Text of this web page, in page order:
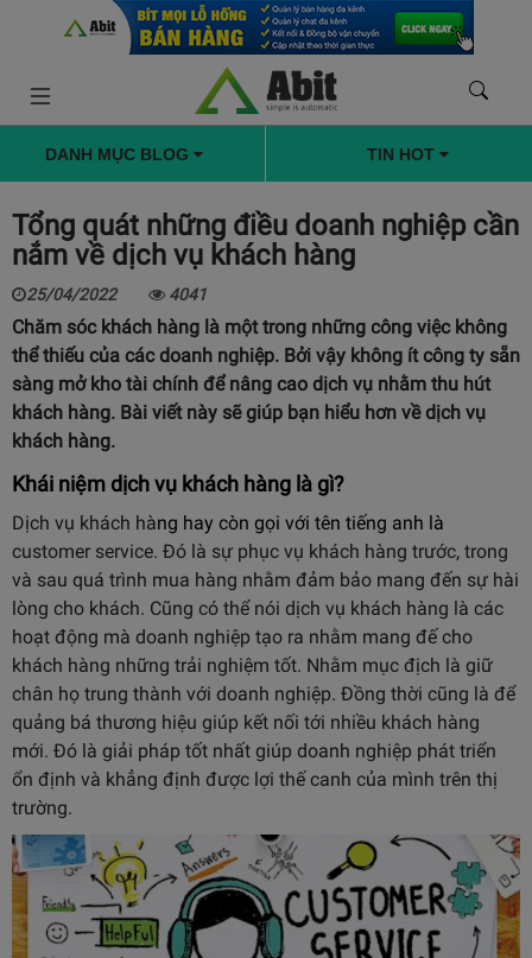
DANH MỤC BLOG TIN HOT
Tổng quát những điều doanh nghiệp cần
nắm về dịch vụ khách hàng
25/04/2022 4041
Chăm sóc khách hàng là một trong những công việc không
thể thiếu của các doanh nghiệp. Bởi vậy không ít công ty sẵn
sàng mở kho tài chính để nâng cao dịch vụ nhằm thu hút
khách hàng. Bài viết này sẽ giúp bạn hiểu hơn về dịch vụ
khách hàng.
Khái niệm dịch vụ khách hàng là gì?
Dịch vụ khách hàng hay còn gọi với tên tiếng anh là
customer service. Đó là sự phục vụ khách hàng trước, trong
và sau quá trình mua hàng nhằm đảm bảo mang đến sự hài
lòng cho khách. Cũng có thể nói dịch vụ khách hàng là các
hoạt động mà doanh nghiệp tạo ra nhằm mang đế cho
khách hàng những trải nghiệm tốt. Nhằm mục địch là giữ
chân họ trung thành với doanh nghiệp. Đồng thời cũng là để
quảng bá thương hiệu giúp kết nối tới nhiều khách hàng
mới. Đó là giải pháp tốt nhất giúp doanh nghiệp phát triển
ổn định và khẳng định được lợi thế canh của mình trên thị
trường.